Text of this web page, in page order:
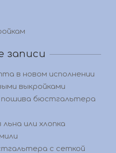
записи
в новом исполнении
выкройками
бюстгальтера
или хлопка
с сеткой